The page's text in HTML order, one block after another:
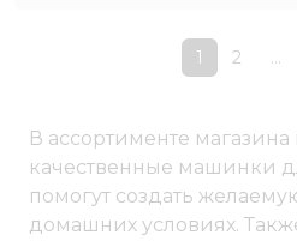
1 2 ...
В ассортименте
качественные машинки
помогут создать
домашних условиях.